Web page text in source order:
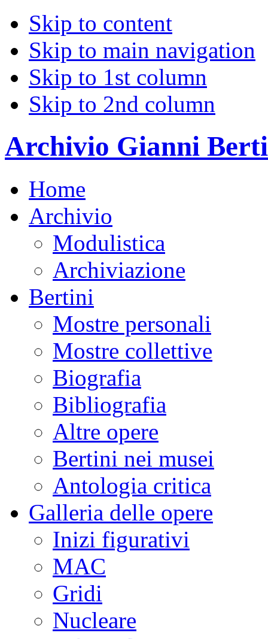
Skip to content
Skip to main navigation
Skip to 1st column
Skip to 2nd column
Archivio Gianni
Home
Archivio
Modulistica
Archiviazione
Bertini
Mostre personali
Mostre collettive
Biografia
Bibliografia
Altre opere
Bertini nei musei
Antologia critica
Galleria delle opere
Inizi figurativi
MAC
Gridi
Nucleare